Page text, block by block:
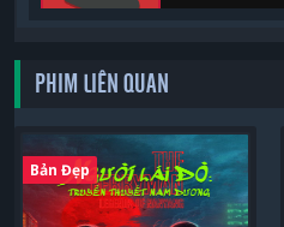
PHIM LIÊN QUAN
Bản Đẹp